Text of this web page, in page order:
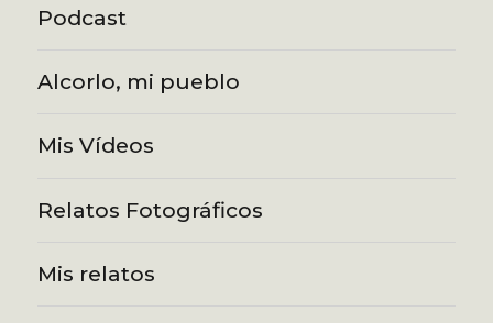
Podcast
Alcorlo, mi pueblo
Mis Vídeos
Relatos Fotográficos
Mis relatos